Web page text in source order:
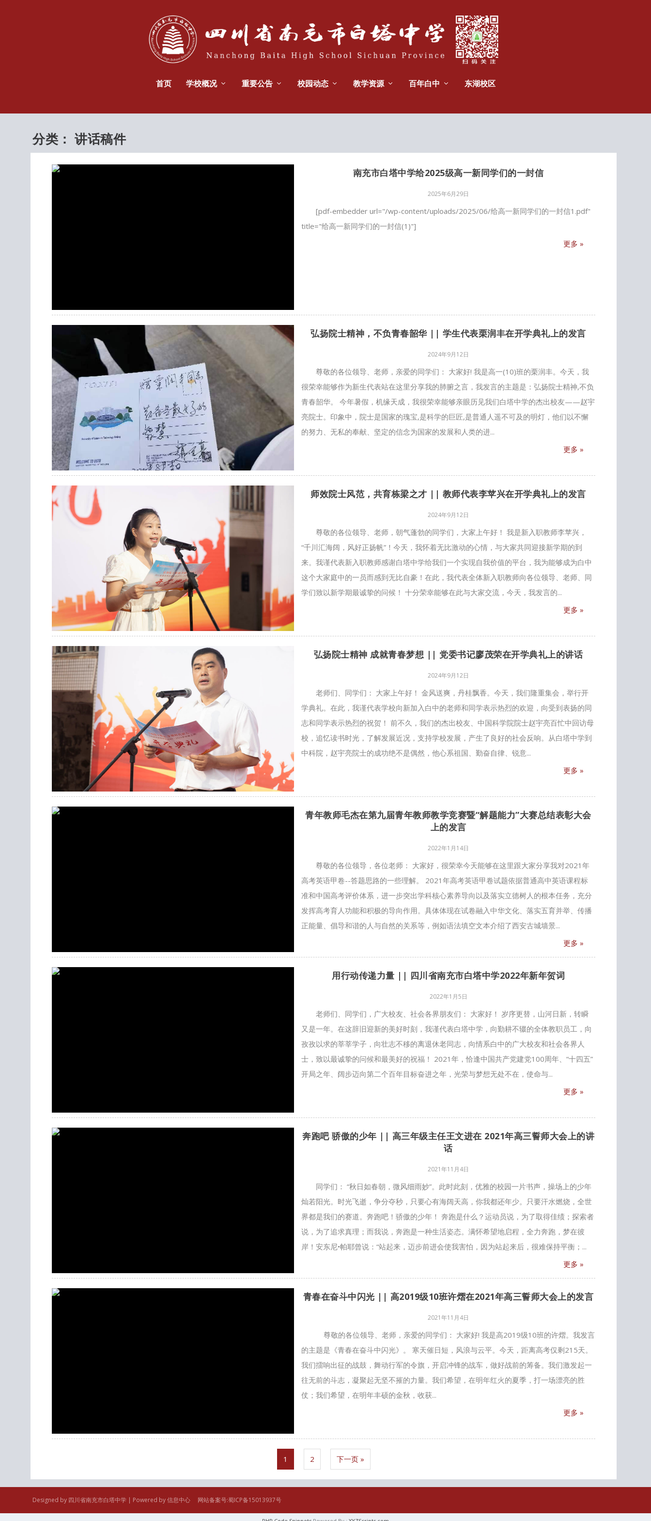
首页 学校概况 重要公告 校园动态 教学资源 百年白中 东湖校区
分类：讲话稿件
南充市白塔中学给2025级高一新同学们的一封信
2025年6月29日
[pdf-embedder url="/wp-content/uploads/2025/06/给高一新同学们的一封信1.pdf"
title="给高一新同学们的一封信(1)"]
更多 »
弘扬院士精神，不负青春韶华 || 学生代表栗润丰在开学典礼上的发言
2024年9月12日
尊敬的各位领导、老师，亲爱的同学们： 大家好! 我是高一(10)班的栗润丰。今天，我
很荣幸能够作为新生代表站在这里分享我的肺腑之言，我发言的主题是：弘扬院士精神,不负
青春韶华。 今年暑假，机缘天成，我很荣幸能够亲眼历见我们白塔中学的杰出校友——赵宇
亮院士。印象中，院士是国家的瑰宝,是科学的巨匠,是普通人遥不可及的明灯，他们以不懈
的努力、无私的奉献、坚定的信念为国家的发展和人类的进...
更多 »
师效院士风范，共育栋梁之才 || 教师代表李苹兴在开学典礼上的发言
2024年9月12日
尊敬的各位领导、老师，朝气蓬勃的同学们，大家上午好！ 我是新入职教师李苹兴，
“千川汇海阔，风好正扬帆”！今天，我怀着无比激动的心情，与大家共同迎接新学期的到
来。我谨代表新入职教师感谢白塔中学给我们一个实现自我价值的平台，我为能够成为白中
这个大家庭中的一员而感到无比自豪！在此，我代表全体新入职教师向各位领导、老师、同
学们致以新学期最诚挚的问候！ 十分荣幸能够在此与大家交流，今天，我发言的...
更多 »
弘扬院士精神 成就青春梦想 || 党委书记廖茂荣在开学典礼上的讲话
2024年9月12日
老师们、同学们： 大家上午好！ 金风送爽，丹桂飘香。今天，我们隆重集会，举行开
学典礼。在此，我谨代表学校向新加入白中的老师和同学表示热烈的欢迎，向受到表扬的同
志和同学表示热烈的祝贺！ 前不久，我们的杰出校友、中国科学院院士赵宇亮百忙中回访母
校，追忆读书时光，了解发展近况，支持学校发展，产生了良好的社会反响。从白塔中学到
中科院，赵宇亮院士的成功绝不是偶然，他心系祖国、勤奋自律、锐意...
更多 »
青年教师毛杰在第九届青年教师教学竞赛暨“解题能力”大赛总结表彰大会
上的发言
2022年1月14日
尊敬的各位领导，各位老师： 大家好，很荣幸今天能够在这里跟大家分享我对2021年
高考英语甲卷--答题思路的一些理解。 2021年高考英语甲卷试题依据普通高中英语课程标
准和中国高考评价体系，进一步突出学科核心素养导向以及落实立德树人的根本任务，充分
发挥高考育人功能和积极的导向作用。具体体现在试卷融入中华文化、落实五育并举、传播
正能量、倡导和谐的人与自然的关系等，例如语法填空文本介绍了西安古城墙景...
更多 »
用行动传递力量 || 四川省南充市白塔中学2022年新年贺词
2022年1月5日
老师们、同学们，广大校友、社会各界朋友们： 大家好！ 岁序更替，山河日新，转瞬
又是一年。在这辞旧迎新的美好时刻，我谨代表白塔中学，向勤耕不辍的全体教职员工，向
孜孜以求的莘莘学子，向壮志不移的离退休老同志，向情系白中的广大校友和社会各界人
士，致以最诚挚的问候和最美好的祝福！ 2021年，恰逢中国共产党建党100周年、“十四五”
开局之年、阔步迈向第二个百年目标奋进之年，光荣与梦想无处不在，使命与...
更多 »
奔跑吧 骄傲的少年 || 高三年级主任王文进在 2021年高三誓师大会上的讲
话
2021年11月4日
同学们： “秋日如春朝，微风细雨妙”。此时此刻，优雅的校园一片书声，操场上的少年
灿若阳光。时光飞逝，争分夺秒，只要心有海阔天高，你我都还年少。只要汗水燃烧，全世
界都是我们的赛道。奔跑吧！骄傲的少年！ 奔跑是什么？运动员说，为了取得佳绩；探索者
说，为了追求真理；而我说，奔跑是一种生活姿态。满怀希望地启程，全力奔跑，梦在彼
岸！安东尼•帕耶曾说：“站起来，迈步前进会使我害怕，因为站起来后，很难保持平衡；...
更多 »
青春在奋斗中闪光 || 高2019级10班许熠在2021年高三誓师大会上的发言
2021年11月4日
尊敬的各位领导、老师，亲爱的同学们： 大家好! 我是高2019级10班的许熠。我发言
的主题是《青春在奋斗中闪光》。 寒天催日短，风浪与云平。今天，距离高考仅剩215天。
我们擂响出征的战鼓，舞动行军的令旗，开启冲锋的战车，做好战前的筹备。我们激发起一
往无前的斗志，凝聚起无坚不摧的力量。我们希望，在明年红火的夏季，打一场漂亮的胜
仗；我们希望，在明年丰硕的金秋，收获...
更多 »
1 2 下一页 »
Designed by 四川省南充市白塔中学 | Powered by 信息中心 网站备案号:蜀ICP备15013937号